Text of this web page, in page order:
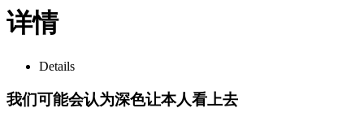
详情
Details
我们可能会认为深色让本人看上去